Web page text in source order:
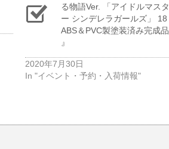
る物語Ver. ​「アイドルマスタ
ー ​シンデレラガールズ」 ​18 ​
ABS＆PVC製塗装済み完成品
』
2020年7月30日
In "イベント・予約・入荷情報"